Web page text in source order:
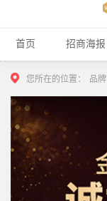
首页 招商海报
您所在的位置： 品